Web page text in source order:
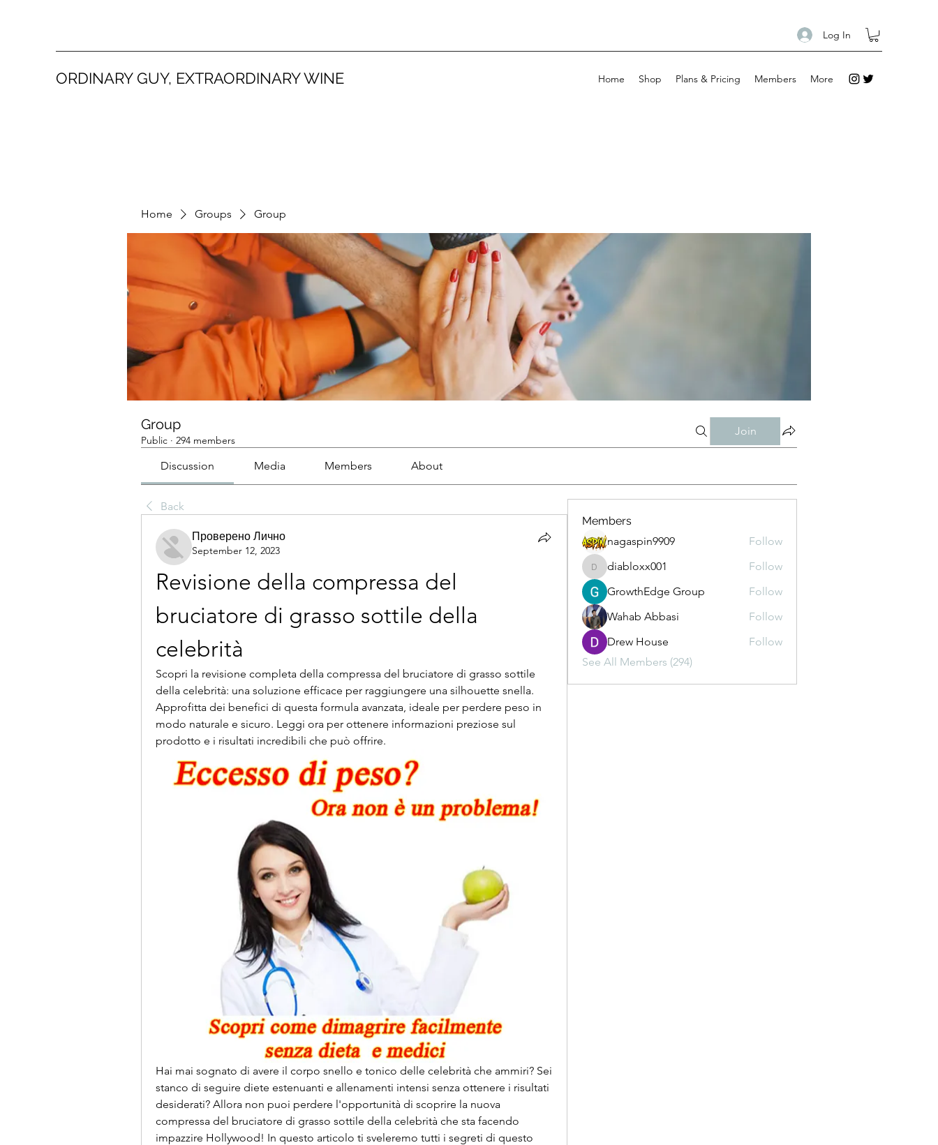
Log In
ORDINARY GUY, EXTRAORDINARY WINE Home Shop Plans & Pricing Members More
Home Groups Group
Group
Public · 294 members
Join
Discussion Media Members About
Back
Проверено Лично
September 12, 2023
Revisione della compressa del
bruciatore di grasso sottile della
celebrità
Scopri la revisione completa della compressa del bruciatore di grasso sottile
della celebrità: una soluzione efficace per raggiungere una silhouette snella.
Approfitta dei benefici di questa formula avanzata, ideale per perdere peso in
modo naturale e sicuro. Leggi ora per ottenere informazioni preziose sul
prodotto e i risultati incredibili che può offrire.
Hai mai sognato di avere il corpo snello e tonico delle celebrità che ammiri? Sei
stanco di seguire diete estenuanti e allenamenti intensi senza ottenere i risultati
desiderati? Allora non puoi perdere l'opportunità di scoprire la nuova
compressa del bruciatore di grasso sottile della celebrità che sta facendo
impazzire Hollywood! In questo articolo ti sveleremo tutti i segreti di questo
Members
nagaspin9909
Follow
diabloxx001
diabloxx001
Follow
GrowthEdge Group
Follow
Wahab Abbasi
Follow
Drew House
Follow
See All Members (294)